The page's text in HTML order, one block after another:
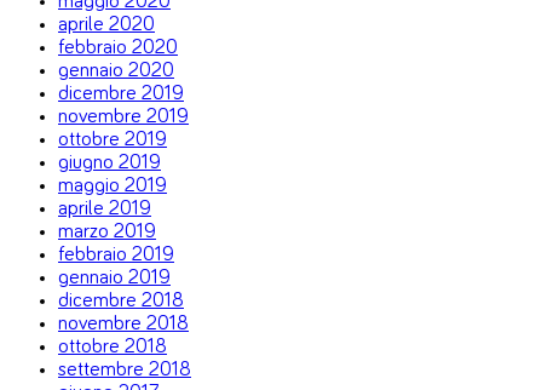
aprile 2020
febbraio 2020
gennaio 2020
dicembre 2019
novembre 2019
ottobre 2019
giugno 2019
maggio 2019
aprile 2019
marzo 2019
febbraio 2019
gennaio 2019
dicembre 2018
novembre 2018
ottobre 2018
settembre 2018